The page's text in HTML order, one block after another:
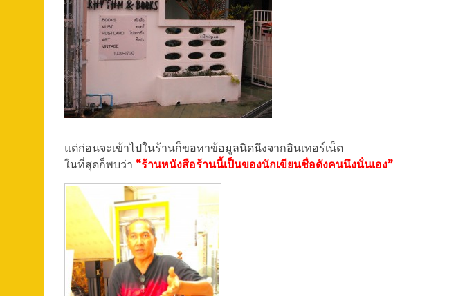
แต่ก่อนจะเข้าไปในร้านก็ขอหาข้อมูลนิดนึงจากอินเทอร์เน็ต
ในที่สุดก็พบว่า “ร้านหนังสือร้านนี้เป็นของนักเขียนชื่อดังคนนึงนั่นเอง”